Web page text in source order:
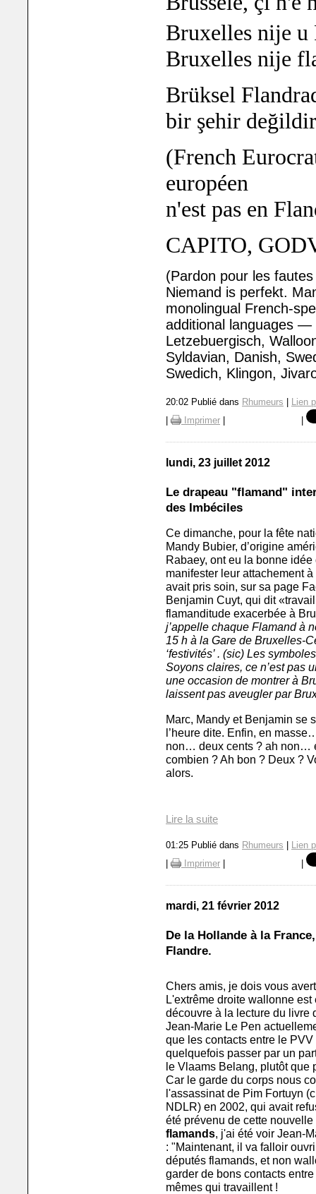
Bruxelles nije u
Bruxelles nije
Brüksel
bir şehir değildir
(French
européen
n'est pas en
CAPITO,
(Pardon pour les
Niemand is perfekt.
monolingual French-
additional languages —
Letzebuergisch,
Syldavian, Danish,
Swedich, Klingon,
20:02 Publié dans Rhumeurs
Lien
Imprimer
lundi, 23 juillet 2012
Le drapeau "flamand"
des Imbéciles
Ce dimanche, pour la fête
Mandy Bubier, d’origine
Rabaey, ont eu la bonne
manifester leur attachement
avait pris soin, sur sa page
Benjamin Cuyt, qui dit
flamanditude exacerbée à
j’appelle chaque Flamand à
15 h à la Gare de Bruxelles-
‘festivités’ . (sic) Les
Soyons claires, ce n’est pas
une occasion de montrer à
laissent pas aveugler par
Marc, Mandy et Benjamin se
l’heure dite. Enfin, en
non… deux cents ? ah non…
combien ? Ah bon ? Deux ?
alors.
Lire la suite
01:25 Publié dans Rhumeurs
Lien
Imprimer
mardi, 21 février 2012
De la Hollande à la
Flandre.
Chers amis, je dois vous
L'extrême droite wallonne
découvre à la lecture du livre
Jean-Marie Le Pen
que les contacts entre le
quelquefois passer par un
le Vlaams Belang, plutôt que
Car le garde du corps nous
l'assassinat de Pim Fortuyn
NDLR) en 2002, qui avait
été prévenu de cette
flamands, j'ai été voir Jean-
: "Maintenant, il va falloir
députés flamands, et non
garder de bons contacts
mêmes qui travaillent !